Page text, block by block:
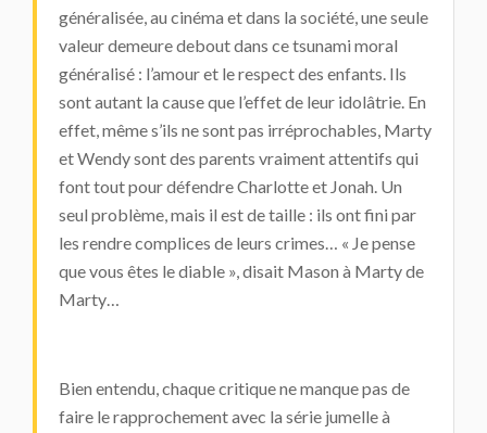
généralisée, au cinéma et dans la société, une seule
valeur demeure debout dans ce tsunami moral
généralisé : l’amour et le respect des enfants. Ils
sont autant la cause que l’effet de leur idolâtrie. En
effet, même s’ils ne sont pas irréprochables, Marty
et Wendy sont des parents vraiment attentifs qui
font tout pour défendre Charlotte et Jonah. Un
seul problème, mais il est de taille : ils ont fini par
les rendre complices de leurs crimes… « Je pense
que vous êtes le diable », disait Mason à Marty de
Marty…
Bien entendu, chaque critique ne manque pas de
faire le rapprochement avec la série jumelle à